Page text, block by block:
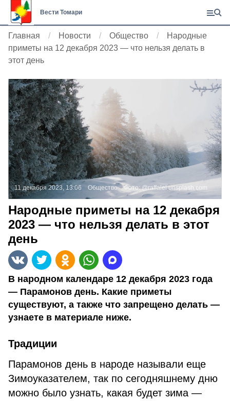
Вести Томари
Главная Новости Общество
Народные
приметы на 12 декабря 2023 — что нельзя делать в
этот день
11 декабря 2023, 13:06 Общество Фото:@raffalel unsplash.com
Народные приметы на 12 декабря
2023 — что нельзя делать в этот
день
В народном календаре 12 декабря 2023 года
— Парамонов день. Какие приметы
существуют, а также что запрещено делать —
узнаете в материале ниже.
Традиции
Парамонов день в народе называли еще
Зимоуказателем, так по сегодняшнему дню
можно было узнать, какая будет зима —